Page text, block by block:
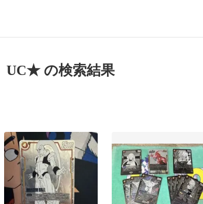
UC★ の検索結果